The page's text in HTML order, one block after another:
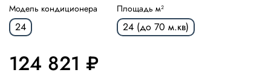
Модель кондиционера
24
Площадь м²
24 (до 70 м.кв)
124 821 ₽